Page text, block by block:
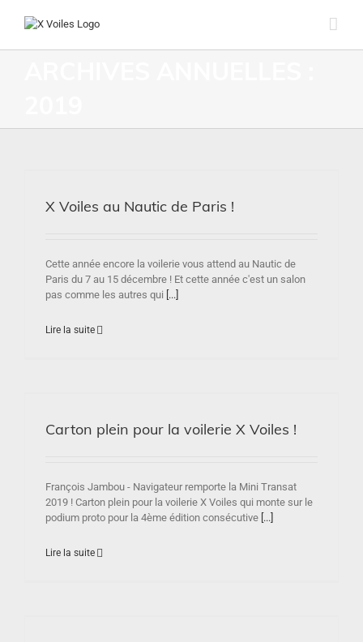
X Voiles au Nautic de Paris !
Cette année encore la voilerie vous attend au Nautic de
Paris du 7 au 15 décembre ! Et cette année c'est un salon
pas comme les autres qui [...]
Lire la suite
Carton plein pour la voilerie X Voiles !
François Jambou - Navigateur remporte la Mini Transat
2019 ! Carton plein pour la voilerie X Voiles qui monte sur le
podium proto pour la 4ème édition consécutive [...]
Lire la suite